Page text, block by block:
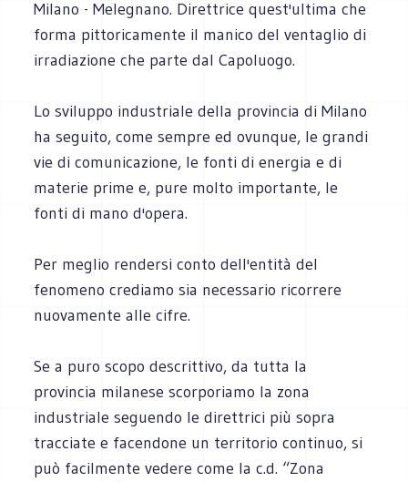
Milano - Melegnano. Direttrice quest'ultima che
forma pittoricamente il manico del ventaglio di
irradiazione che parte dal Capoluogo.
Lo sviluppo industriale della provincia di Milano
ha seguito, come sempre ed ovunque, le grandi
vie di comunicazione, le fonti di energia e di
materie prime e, pure molto importante, le
fonti di mano d'opera.
Per meglio rendersi conto dell'entità del
fenomeno crediamo sia necessario ricorrere
nuovamente alle cifre.
Se a puro scopo descrittivo, da tutta la
provincia milanese scorporiamo la zona
industriale seguendo le direttrici più sopra
tracciate e facendone un territorio continuo, si
può facilmente vedere come la c.d. “Zona